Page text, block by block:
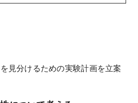
見分けるための実験計画を立案